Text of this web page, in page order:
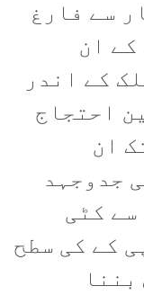
سے فارغ
ان
کے اندر
احتجاج
ان
جدوجہد
کٹی
کے کی سطح